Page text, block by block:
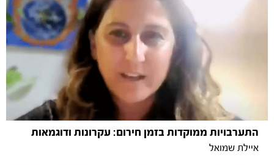
התערבויות ממוקדות בזמן חירום: עקרונות ודוגמאות
איילת שמואל